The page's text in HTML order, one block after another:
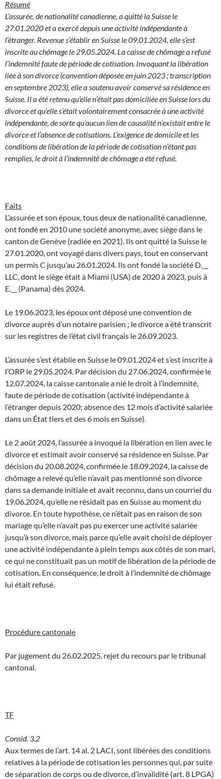
Résumé
L’assurée, de nationalité canadienne, a quitté la Suisse le
27.01.2020 et a exercé depuis une activité indépendante à
l’étranger. Revenue s’établir en Suisse le 09.01.2024, elle s’est
inscrite au chômage le 29.05.2024. La caisse de chômage a refusé
l’indemnité faute de période de cotisation. Invoquant la libération
liée à son divorce (convention déposée en juin 2023 ; transcription
en septembre 2023), elle a soutenu avoir conservé sa résidence en
Suisse. Il a été retenu qu’elle n’était pas domiciliée en Suisse lors du
divorce et qu’elle s’était volontairement consacrée à une activité
indépendante, de sorte qu’aucun lien de causalité n’existait entre le
divorce et l’absence de cotisations. L’exigence de domicile et les
conditions de libération de la période de cotisation n’étant pas
remplies, le droit à l’indemnité de chômage a été refusé.
Faits
L’assurée et son époux, tous deux de nationalité canadienne,
ont fondé en 2010 une société anonyme, avec siège dans le
canton de Genève (radiée en 2021). Ils ont quitté la Suisse le
27.01.2020, ont voyagé dans divers pays, tout en conservant
un permis C jusqu’au 26.01.2024. Ils ont fondé la société D.__
LLC, dont le siège était à Miami (USA) de 2020 à 2023, puis à
E.__ (Panama) dès 2024.
Le 19.06.2023, les époux ont déposé une convention de
divorce auprès d’un notaire parisien ; le divorce a été transcrit
sur les registres de l’état civil français le 26.09.2023.
L’assurée s’est établie en Suisse le 09.01.2024 et s’est inscrite à
l’ORP le 29.05.2024. Par décision du 27.06.2024, confirmée le
12.07.2024, la caisse cantonale a nié le droit à l’indemnité,
faute de période de cotisation (activité indépendante à
l’étranger depuis 2020; absence des 12 mois d’activité salariée
dans un État tiers et des 6 mois en Suisse).
Le 2 août 2024, l’assurée a invoqué la libération en lien avec le
divorce et estimait avoir conservé sa résidence en Suisse. Par
décision du 20.08.2024, confirmée le 18.09.2024, la caisse de
chômage a relevé qu’elle n’avait pas mentionné son divorce
dans sa demande initiale et avait reconnu, dans un courriel du
19.06.2024, qu’elle ne résidait pas en Suisse au moment du
divorce. En toute hypothèse, ce n’était pas en raison de son
mariage qu’elle n’avait pas pu exercer une activité salariée
jusqu’à son divorce, mais parce qu’elle avait choisi de déployer
une activité indépendante à plein temps aux côtés de son mari,
ce qui ne constituait pas un motif de libération de la période de
cotisation. En conséquence, le droit à l’indemnité de chômage
lui était refusé.
Procédure cantonale
Par jugement du 26.02.2025, rejet du recours par le tribunal
cantonal.
TF
Consid. 3.2
Aux termes de l’art. 14 al. 2 LACI, sont libérées des conditions
relatives à la période de cotisation les personnes qui, par suite
de séparation de corps ou de divorce, d’invalidité (art. 8 LPGA)